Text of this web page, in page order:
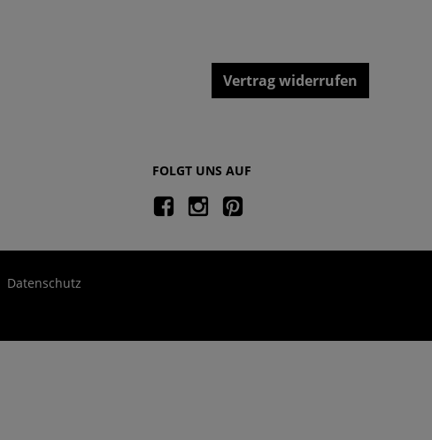
Vertrag widerrufen
FOLGT UNS AUF
Datenschutz